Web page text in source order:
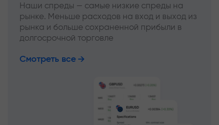
Наши спреды — самые низкие спреды на
рынке. Меньше расходов на вход и выход из
рынка и больше сохраненной прибыли в
долгосрочной торговле
Смотреть все